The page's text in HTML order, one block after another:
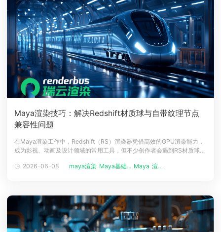
Maya渲染技巧：解决Redshift材质球与自带纹理节点
兼容性问题
在Maya渲染工作中，Redshift（RS）渲染器凭借高效的GPU渲染能力，
成为影视、动画及设计领域的常用工具，但不少创作者会遇到RS材质球无
瑞云渲染农场结合多年行业实操经验，为大家科普精准解决该兼容性问题
2026-06-08 maya渲染 Maya基础... Maya 渲染农场